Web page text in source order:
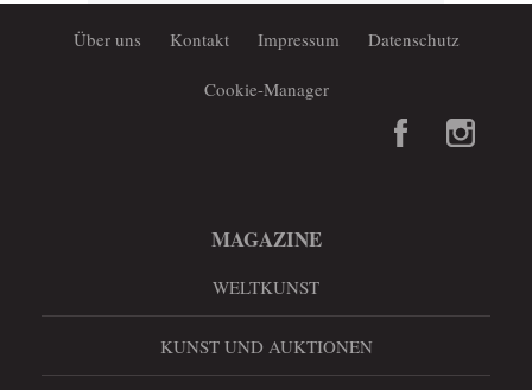
Über uns Kontakt Impressum Datenschutz
Cookie-Manager
MAGAZINE
WELTKUNST
KUNST UND AUKTIONEN